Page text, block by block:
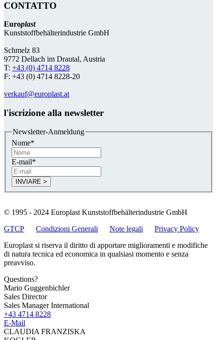
CONTATTO
Europlast
Kunststoffbehälterindustrie GmbH
Schmelz 83
9772 Dellach im Drautal, Austria
T: +43 (0) 4714 8228
F: +43 (0) 4714 8228-20
verkauf@europlast.at
l'iscrizione alla newsletter
Newsletter-Anmeldung
Nome*
E-mail*
© 1995 - 2024 Europlast Kunststoffbehälterindustrie GmbH
GTCP
Condizioni Generali Note legali
Privacy Policy
Europlast si riserva il diritto di apportare miglioramenti e modifiche
di natura tecnica ed economica in qualsiasi momento e senza
preavviso.
Questions?
Mario Guggenbichler
Sales Director
Sales Manager International
+43 4714 8228
E-Mail
CLAUDIA FRANZISKA